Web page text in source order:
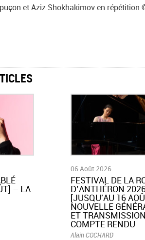
et Aziz Shokhakimov en
– LA
06 Août 2026
​FESTIVAL DE LA
D’ANTHÉRON
[JUSQU'AU 16
NOUVELLE
ET
COMPTE RENDU
Alain COCHARD